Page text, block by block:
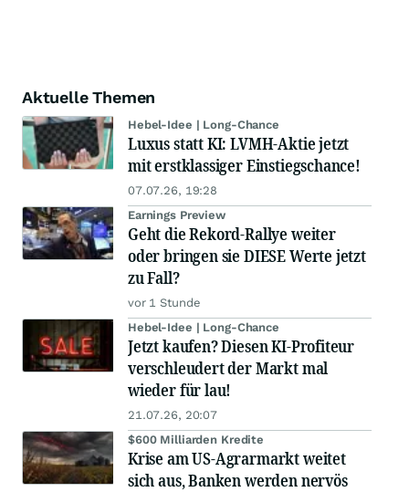
Aktuelle Themen
Hebel-Idee | Long-Chance
Luxus statt KI: LVMH-Aktie jetzt
mit erstklassiger Einstiegschance!
07.07.26, 19:28
Earnings Preview
Geht die Rekord-Rallye weiter
oder bringen sie DIESE Werte jetzt
zu Fall?
vor 1 Stunde
Hebel-Idee | Long-Chance
Jetzt kaufen? Diesen KI-Profiteur
verschleudert der Markt mal
wieder für lau!
21.07.26, 20:07
$600 Milliarden Kredite
Krise am US-Agrarmarkt weitet
sich aus, Banken werden nervös